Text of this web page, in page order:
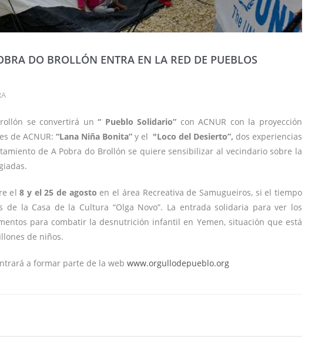
DO BROLLÓN ENTRA EN LA RED DE PUEBLOS
se convertirá un “ Pueblo Solidario” con ACNUR con la proyección
de ACNUR: “Lana Niña Bonita” y el "Loco del Desierto”, dos experiencias
de A Pobra do Brollón se quiere sensibilizar al vecindario sobre la
el 8 y el 25 de agosto en el área Recreativa de Samugueiros, si el tiempo
la Casa de la Cultura “Olga Novo”. La entrada solidaria para ver los
para combatir la desnutrición infantil en Yemen, situación que está
de niños.
a formar parte de la web www.orgullodepueblo.org